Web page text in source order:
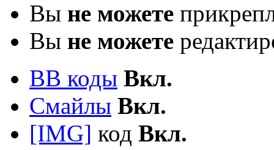
Вы не можете
Вы не можете
BB коды Вкл.
Смайлы Вкл.
[IMG] код Вкл.